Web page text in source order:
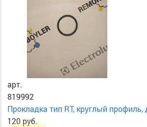
арт.
819992
Прокладка тип RT, круглый
120 руб.